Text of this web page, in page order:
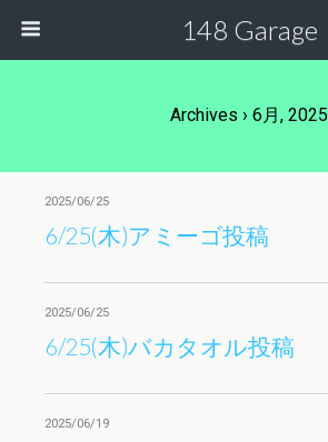
148 Garage
Archives › 6月, 2025
2025/06/25
6/25(木)アミーゴ投稿
2025/06/25
6/25(木)バカタオル投稿
2025/06/19